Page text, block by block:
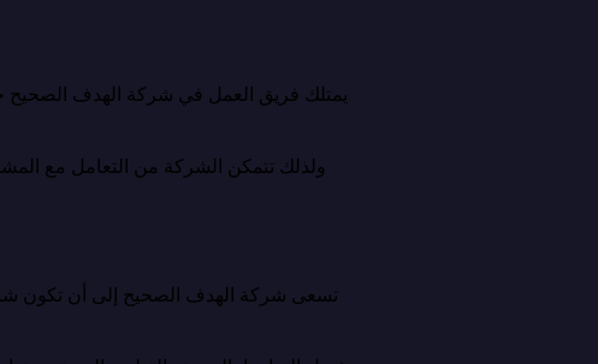
يمتلك فريق العمل في شركة الهدف الصحيح
ولذلك تتمكن الشركة من التعامل مع
تسعى شركة الهدف الصحيح إلى أن تكون